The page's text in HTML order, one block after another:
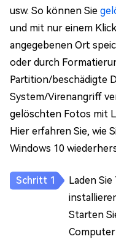
usw. So können Sie
und mit nur einem
angegebenen Ort
oder durch
Partition/beschädigte
System/Virenangriff
gelöschten Fotos mit
Hier erfahren Sie, wie
Windows 10
Laden
Starten